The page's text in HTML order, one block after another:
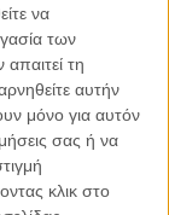
να
των
τη
αυτήν
μόνο για αυτόν
σας ή να
κλικ στο
της Έμμας
καταδίκη